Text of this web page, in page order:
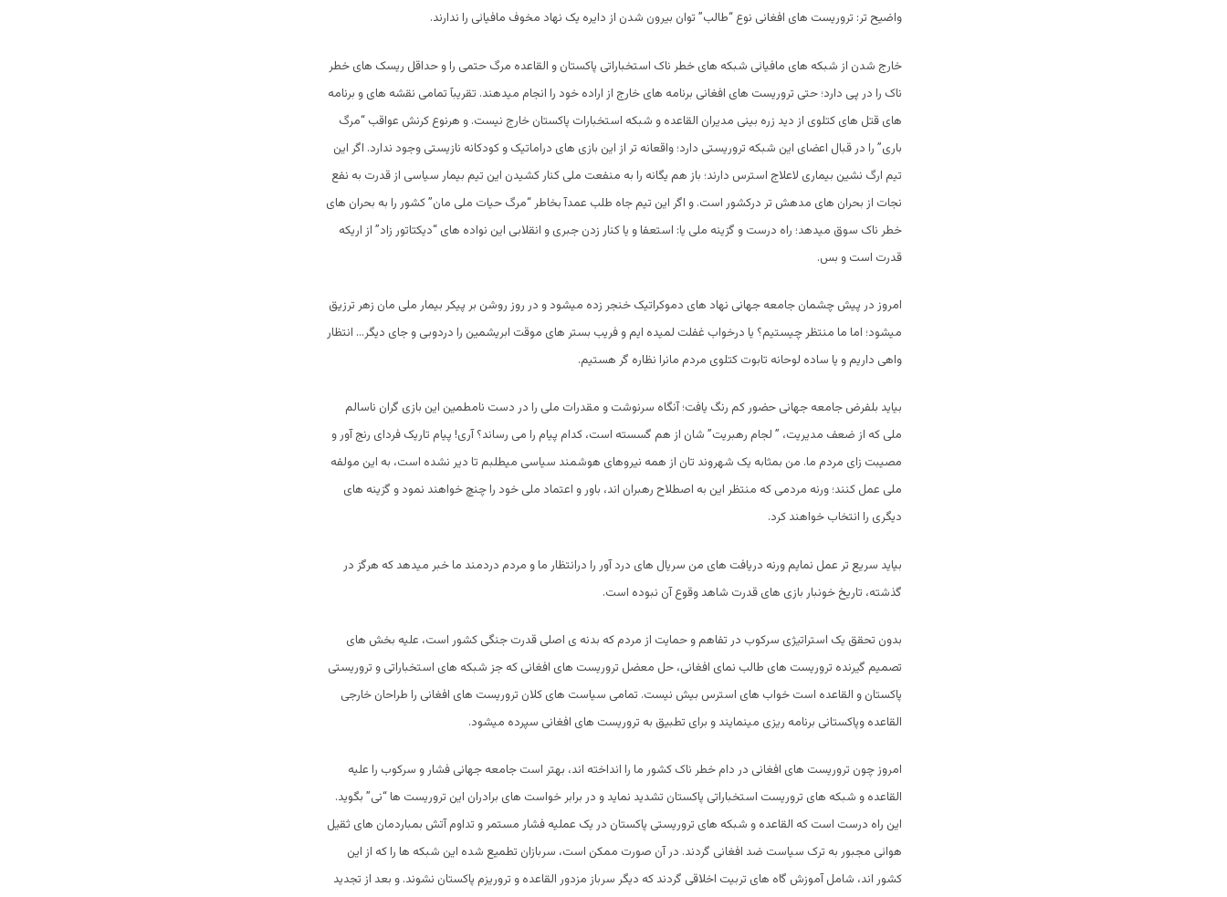
واضیح تر: تروریست های افغانی نوع “طالب” توان بیرون شدن از دایره یک نهاد مخوف مافیائی را ندارند.
خارج شدن از شبکه های مافیائی شبکه های خطر ناک استخباراتی پاکستان و القاعده مرگ حتمی را و حداقل ریسک های خطر
ناک را در پی دارد؛ حتی تروریست های افغانی برنامه های خارج از اراده خود را انجام میدهند. تقریبآ تمامی نقشه های و برنامه
های قتل های کتلوی از دید زره بینی مدیران القاعده و شبکه استخبارات پاکستان خارج نیست. و هرنوع کرنش عواقب “مرگ
باری” را در قبال اعضای این شبکه تروریستی دارد؛ واقعانه تر از این بازی های دراماتیک و کودکانه نازیستی وجود ندارد. اگر این
تیم ارگ نشین بیماری لاعلاج استرس دارند؛ باز هم یگانه را به منفعت ملی کنار کشیدن این تیم بیمار سیاسی از قدرت به نفع
نجات از بحران های مدهش تر درکشور است. و اگر این تیم جاه طلب عمدآ بخاطر “مرگ حیات ملی مان” کشور را به بحران های
خطر ناک سوق میدهد؛ راه درست و گزینه ملی یا: استعفا و یا کنار زدن جبری و انقلابی این نواده های “دیکتاتور زاد” از اریکه
قدرت است و بس.
امروز در پیش چشمان جامعه جهانی نهاد های دموکراتیک خنجر زده میشود و در روز روشن بر پیکر بیمار ملی مان زهر ترزیق
میشود؛ اما ما منتظر چیستیم؟ یا درخواب غفلت لمیده ایم و فریب بستر های موقت ابریشمین را دردوبی و جای دیگر… انتظار
واهی داریم و یا ساده لوحانه تابوت کتلوی مردم مانرا نظاره گر هستیم.
بیاید بلفرض جامعه جهانی حضور کم رنگ یافت؛ آنگاه سرنوشت و مقدرات ملی را در دست نامطمین این بازی گران ناسالم
ملی که از ضعف مدیریت، ” لجام رهبریت” شان از هم گسسته است، کدام پیام را می رساند؟آری! پیام تاریک فردای رنج آور و
مصیبت زای مردم ما. من بمثابه یک شهروند تان از همه نیروهای هوشمند سیاسی میطلبم تا دیر نشده است، به این مولفه
ملی عمل کنند؛ ورنه مردمی که منتظر این به اصطلاح رهبران اند، باور و اعتماد ملی خود را چنچ خواهند نمود و گزینه های
دیگری را انتخاب خواهند کرد.
بیاید سریع تر عمل نمایم ورنه دریافت های من سریال های درد آور را درانتظار ما و مردم دردمند ما خبر میدهد که هرگز در
گذشته، تاریخ خونبار بازی های قدرت شاهد وقوع آن نبوده است.
بدون تحقق یک استراتیژی سرکوب در تفاهم و حمایت از مردم که بدنه ی اصلی قدرت جنگی کشور است، علیه بخش های
تصمیم گیرنده تروریست های طالب نمای افغانی، حل معضل تروریست های افغانی که جز شبکه های استخباراتی و تروریستی
پاکستان و القاعده است خواب های استرس بیش نیست. تمامی سیاست های کلان تروریست های افغانی را طراحان خارجی
القاعده وپاکستانی برنامه ریزی مینمایند و برای تطبیق به تروریست های افغانی سپرده میشود.
امروز چون تروریست های افغانی در دام خطر ناک کشور ما را انداخته اند، بهتر است جامعه جهانی فشار و سرکوب را علیه
القاعده و شبکه های تروریست استخباراتی پاکستان تشدید نماید و در برابر خواست های برادران این تروریست ها “نی” بگوید.
این راه درست است که القاعده و شبکه های تروریستی پاکستان در یک عملیه فشار مستمر و تداوم آتش بمباردمان های ثقیل
هوائی مجبور به ترک سیاست ضد افغانی گردند. در آن صورت ممکن است، سربازان تطمیع شده این شبکه ها را که از این
کشور اند، شامل آموزش گاه های تربیت اخلاقی گردند که دیگر سرباز مزدور القاعده و تروریزم پاکستان نشوند. و بعد از تجدید